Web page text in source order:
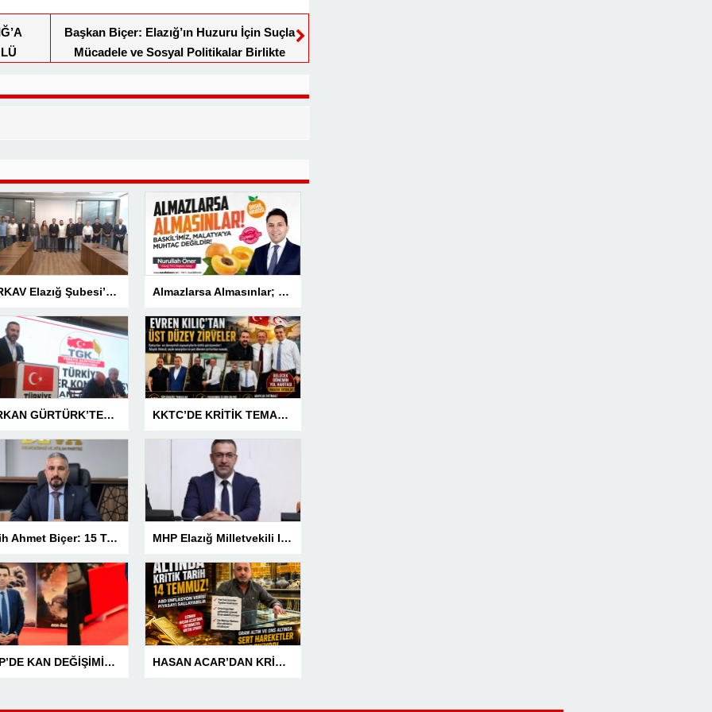
Başkan Biçer: Elazığ’ın Huzuru İçin Suçla
Mücadele ve Sosyal Politikalar Birlikte
TÜRKAV Elazığ Şubesi’nden güçlü başlangıç: Kamuda liyakatin en gür sesi olacağız Almazlarsa Almasınlar; Baskilimiz Malatya’ya Muhtaç Değildir
SERKAN GÜRTÜRK’TEN BASIN MESLEK YASASI VURGUSU! KKTC’DE KRİTİK TEMASLAR! EVREN KILIÇ’TAN ÜST DÜZEY ZİRVELER
Fetih Ahmet Biçer: 15 Temmuz, Geleceğe Karşı Taşıdığımız Sorumluluğu Hatırlatan Bir Milattır MHP Elazığ Milletvekili IŞ IKVER: 15 TEMMUZ HAİN FETÖ KALKIŞMASI TÜRKİYE’Yİ İŞGAL GİRİŞİMİDİR
MHP’DE KAN DEĞİŞİMİNE TÜRKAV’DAN GÜÇLÜ MESAJ: “BİRLİK VE BERABERLİKLE DAHA GÜÇLÜYÜZ” HASAN ACAR’DAN KRİTİK UYARI! ALTINDA GERİ SAYIM BAŞLADI! 14 TEMMUZ’DAKİ VERİ PİYASALARIN YÖNÜNÜ BELİRLEYECEK